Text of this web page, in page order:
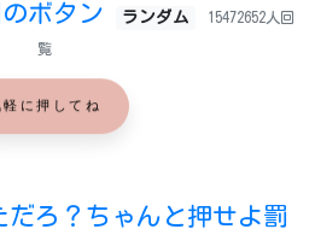
ボタン ランダム 15472652人回
覧
軽に押してね
だろ？ちゃんと押せよ罰